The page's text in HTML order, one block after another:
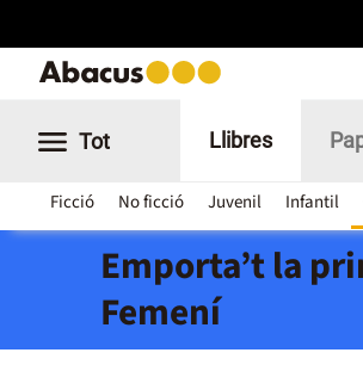
Tot Llibres
Ficció No ficció Juvenil Infantil
Emporta’t la
Femení